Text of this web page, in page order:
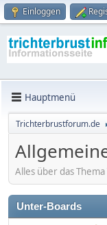
Einloggen
Hauptmenü
Trichterbrustforum.de
Alles über das
Unter-Boards